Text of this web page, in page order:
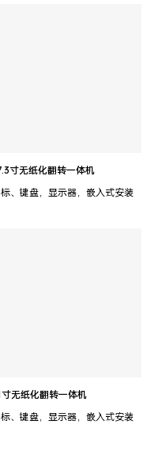
寸无纸化翻转一体机
、键盘，显示器，嵌入式安装
寸无纸化翻转一体机
、键盘，显示器，嵌入式安装